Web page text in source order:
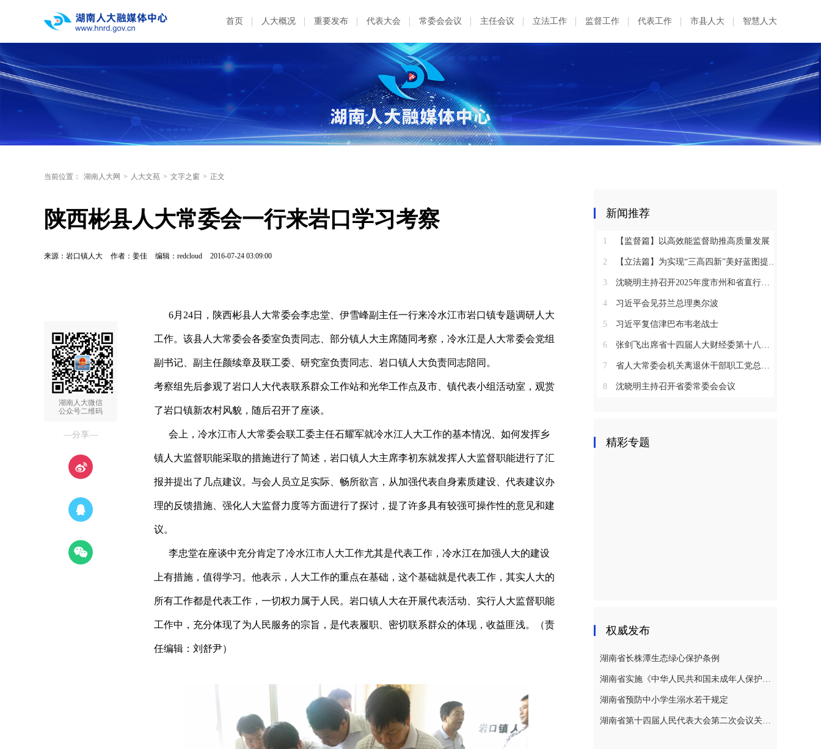
首页 人大概况 重要发布 代表大会 常委会会议 主任会议 立法工作 监督工作 代表工作 市县人大 智慧人大
当前位置： 湖南人大网 > 人大文苑 > 文字之窗 > 正文
陕西彬县人大常委会一行来岩口学习考察
来源：岩口镇人大 作者：姜佳 编辑：redcloud 2016-07-24 03:09:00
湖南人大微信
公众号二维码
—分享—
6月24日，陕西彬县人大常委会李忠堂、伊雪峰副主任一行来冷水江市岩口镇专题调研人大
工作。该县人大常委会各委室负责同志、部分镇人大主席随同考察，冷水江是人大常委会党组
副书记、副主任颜续章及联工委、研究室负责同志、岩口镇人大负责同志陪同。
考察组先后参观了岩口人大代表联系群众工作站和光华工作点及市、镇代表小组活动室，观赏
了岩口镇新农村风貌，随后召开了座谈。
会上，冷水江市人大常委会联工委主任石耀军就冷水江人大工作的基本情况、如何发挥乡
镇人大监督职能采取的措施进行了简述，岩口镇人大主席李初东就发挥人大监督职能进行了汇
报并提出了几点建议。与会人员立足实际、畅所欲言，从加强代表自身素质建设、代表建议办
理的反馈措施、强化人大监督力度等方面进行了探讨，提了许多具有较强可操作性的意见和建
议。
李忠堂在座谈中充分肯定了冷水江市人大工作尤其是代表工作，冷水江在加强人大的建设
上有措施，值得学习。他表示，人大工作的重点在基础，这个基础就是代表工作，其实人大的
所有工作都是代表工作，一切权力属于人民。岩口镇人大在开展代表活动、实行人大监督职能
工作中，充分体现了为人民服务的宗旨，是代表履职、密切联系群众的体现，收益匪浅。（责
任编辑：刘舒尹）
新闻推荐
1 【监督篇】以高效能监督助推高质量发展
2 【立法篇】为实现“三高四新”美好蓝图提供坚实法治保障
3 沈晓明主持召开2025年度市州和省直行业系统党（工）委书记抓基层党建工作述职评议会议
4 习近平会见芬兰总理奥尔波
5 习近平复信津巴布韦老战士
6 张剑飞出席省十四届人大财经委第十八次全体会议
7 省人大常委会机关离退休干部职工党总支召开2025年度总结表彰大会
8 沈晓明主持召开省委常委会会议
精彩专题
权威发布
湖南省长株潭生态绿心保护条例
湖南省实施《中华人民共和国未成年人保护法》若干规定
湖南省预防中小学生溺水若干规定
湖南省第十四届人民代表大会第二次会议关于湖南省人民代表大会常务委员会工作报告的决议